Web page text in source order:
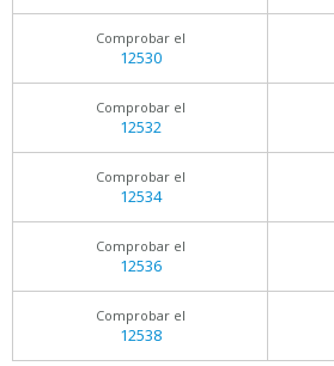
Comprobar el
12530
Comprobar el
12532
Comprobar el
12534
Comprobar el
12536
Comprobar el
12538